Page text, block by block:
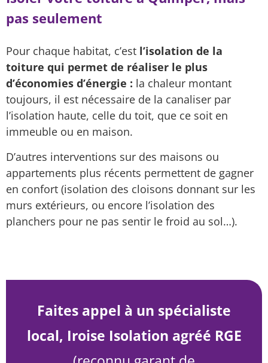
pas seulement
Pour chaque habitat, c’est l’isolation de la
toiture qui permet de réaliser le plus
d’économies d’énergie : la chaleur montant
toujours, il est nécessaire de la canaliser par
l’isolation haute, celle du toit, que ce soit en
immeuble ou en maison.
D’autres interventions sur des maisons ou
appartements plus récents permettent de gagner
en confort (isolation des cloisons donnant sur les
murs extérieurs, ou encore l’isolation des
planchers pour ne pas sentir le froid au sol…).
Faites appel à un spécialiste
local, Iroise Isolation agréé RGE